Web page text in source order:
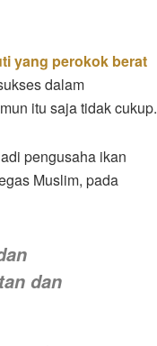
yang perokok berat
dalam
itu saja tidak cukup.
pengusaha ikan
Muslim, pada
dan